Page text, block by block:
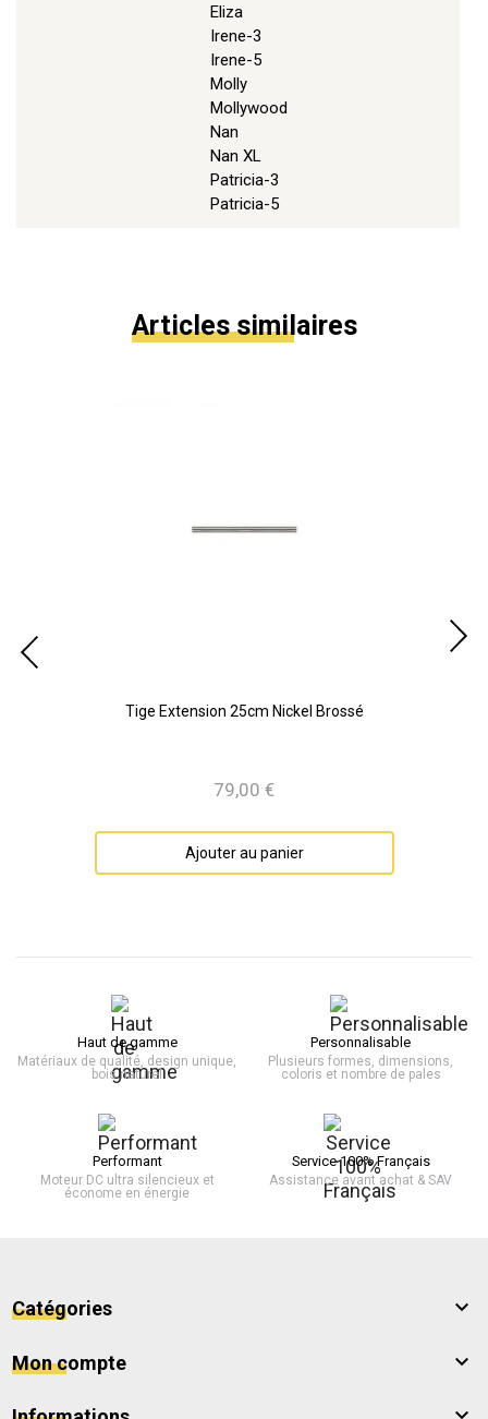
Eliza
Irene-3
Irene-5
Molly
Mollywood
Nan
Nan XL
Patricia-3
Patricia-5
Articles similaires
Tige Extension 25cm Nickel Brossé
Prix
79,00 €
Ajouter au panier
Haut de gamme
Matériaux de qualité, design unique,
bois naturel
Personnalisable
Plusieurs formes, dimensions,
coloris et nombre de pales
Performant
Moteur DC ultra silencieux et
économe en énergie
Service 100% Français
Assistance avant achat & SAV
Catégories 
Mon compte 